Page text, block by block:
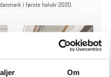
Om
i første halvår 2020.